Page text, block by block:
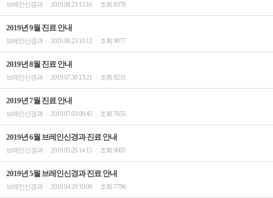
브레인신경과 2019.08.23 13:16 조회 8378
2019년 9월 진료 안내
브레인신경과 2019.08.23 10:12 조회 9077
2019년 8월 진료 안내
브레인신경과 2019.07.30 13:21 조회 9231
2019년 7월 진료 안내
브레인신경과 2019.07.03 08:45 조회 7655
2019년 6월 브레인신경과 진료 안내
브레인신경과 2019.05.29 14:15 조회 9005
2019년 5월 브레인신경과 진료 안내
브레인신경과 2019.04.29 10:00 조회 7796